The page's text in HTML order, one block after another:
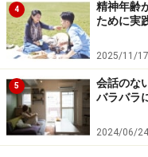
4
精神年齢
ために実
2025/11/17
5
会話のな
バラバラ
2024/06/24